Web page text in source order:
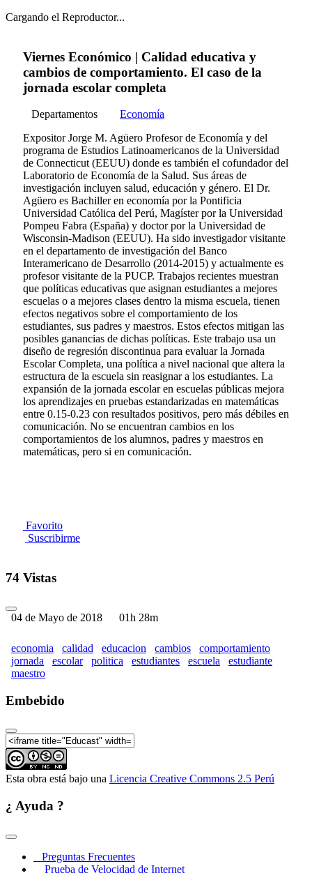
Cargando el Reproductor...
Viernes Económico | Calidad educativa y
cambios de comportamiento. El caso de la
jornada escolar completa
Departamentos
Economía
Expositor Jorge M. Agüero Profesor de Economía y del
programa de Estudios Latinoamericanos de la Universidad
de Connecticut (EEUU) donde es también el cofundador del
Laboratorio de Economía de la Salud. Sus áreas de
investigación incluyen salud, educación y género. El Dr.
Agüero es Bachiller en economía por la Pontificia
Universidad Católica del Perú, Magíster por la Universidad
Pompeu Fabra (España) y doctor por la Universidad de
Wisconsin-Madison (EEUU). Ha sido investigador visitante
en el departamento de investigación del Banco
Interamericano de Desarrollo (2014-2015) y actualmente es
profesor visitante de la PUCP. Trabajos recientes muestran
que políticas educativas que asignan estudiantes a mejores
escuelas o a mejores clases dentro la misma escuela, tienen
efectos negativos sobre el comportamiento de los
estudiantes, sus padres y maestros. Estos efectos mitigan las
posibles ganancias de dichas políticas. Este trabajo usa un
diseño de regresión discontinua para evaluar la Jornada
Escolar Completa, una política a nivel nacional que altera la
estructura de la escuela sin reasignar a los estudiantes. La
expansión de la jornada escolar en escuelas públicas mejora
los aprendizajes en pruebas estandarizadas en matemáticas
entre 0.15-0.23 con resultados positivos, pero más débiles en
comunicación. No se encuentran cambios en los
comportamientos de los alumnos, padres y maestros en
matemáticas, pero si en comunicación.
Favorito
Suscribirme
74 Vistas
04 de Mayo de 2018 01h 28m
economia calidad educacion cambios
comportamiento
jornada
escolar politica estudiantes escuela
estudiante
maestro
Embebido
Esta obra está bajo una Licencia Creative Commons 2.5 Perú
¿ Ayuda ?
Preguntas Frecuentes
Prueba de Velocidad de Internet